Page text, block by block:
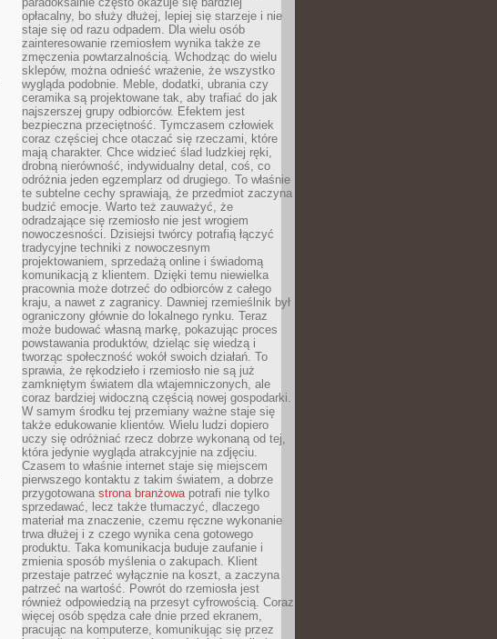
opłacalny, bo służy dłużej, lepiej się starzeje i nie
staje się od razu odpadem. Dla wielu osób
zainteresowanie rzemiosłem wynika także ze
zmęczenia powtarzalnością. Wchodząc do wielu
sklepów, można odnieść wrażenie, że wszystko
wygląda podobnie. Meble, dodatki, ubrania czy
ceramika są projektowane tak, aby trafiać do jak
najszerszej grupy odbiorców. Efektem jest
bezpieczna przeciętność. Tymczasem człowiek
coraz częściej chce otaczać się rzeczami, które
mają charakter. Chce widzieć ślad ludzkiej ręki,
drobną nierówność, indywidualny detal, coś, co
odróżnia jeden egzemplarz od drugiego. To właśnie
te subtelne cechy sprawiają, że przedmiot zaczyna
budzić emocje. Warto też zauważyć, że
odradzające się rzemiosło nie jest wrogiem
nowoczesności. Dzisiejsi twórcy potrafią łączyć
tradycyjne techniki z nowoczesnym
projektowaniem, sprzedażą online i świadomą
komunikacją z klientem. Dzięki temu niewielka
pracownia może dotrzeć do odbiorców z całego
kraju, a nawet z zagranicy. Dawniej rzemieślnik był
ograniczony głównie do lokalnego rynku. Teraz
może budować własną markę, pokazując proces
powstawania produktów, dzieląc się wiedzą i
tworząc społeczność wokół swoich działań. To
sprawia, że rękodzieło i rzemiosło nie są już
zamkniętym światem dla wtajemniczonych, ale
coraz bardziej widoczną częścią nowej gospodarki.
W samym środku tej przemiany ważne staje się
także edukowanie klientów. Wielu ludzi dopiero
uczy się odróżniać rzecz dobrze wykonaną od tej,
która jedynie wygląda atrakcyjnie na zdjęciu.
Czasem to właśnie internet staje się miejscem
pierwszego kontaktu z takim światem, a dobrze
przygotowana strona branżowapotrafi nie tylko
sprzedawać, lecz także tłumaczyć, dlaczego
materiał ma znaczenie, czemu ręczne wykonanie
trwa dłużej i z czego wynika cena gotowego
produktu. Taka komunikacja buduje zaufanie i
zmienia sposób myślenia o zakupach. Klient
przestaje patrzeć wyłącznie na koszt, a zaczyna
patrzeć na wartość. Powrót do rzemiosła jest
również odpowiedzią na przesyt cyfrowością. Coraz
więcej osób spędza całe dnie przed ekranem,
pracując na komputerze, komunikując się przez